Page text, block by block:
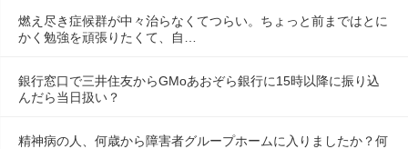
燃え尽き症候群が中々治らなくてつらい。ちょっと前まではとに
かく勉強を頑張りたくて、自…
銀行窓口で三井住友からGMoあおぞら銀行に15時以降に振り込
んだら当日扱い？
精神病の人、何歳から障害者グループホームに入りましたか？何